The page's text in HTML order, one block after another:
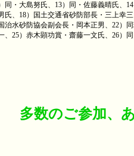
同・大島努氏、 13）同・佐藤義晴氏、 14
氏、
18）国土交通省砂防部長・三上幸
治水砂防協会副会長・岡本正男、 22）
25）赤木顕功賞・齋藤一文氏、 26）
多数のご参加、